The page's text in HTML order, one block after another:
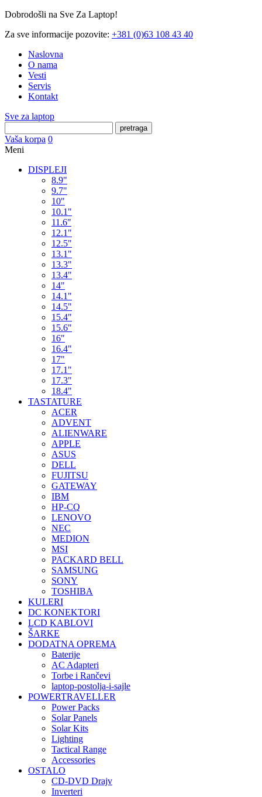
Dobrodošli na Sve Za Laptop!
Za sve informacije pozovite: +381 (0)63 108 43 40
Naslovna
O nama
Vesti
Servis
Kontakt
Sve za laptop
pretraga
Vaša korpa 0
Meni
DISPLEJI
8.9"
9.7"
10"
10.1"
11.6"
12.1"
12.5"
13.1"
13.3"
13.4"
14"
14.1"
14.5"
15.4"
15.6"
16"
16.4"
17"
17.1"
17.3"
18.4"
TASTATURE
ACER
ADVENT
ALIENWARE
APPLE
ASUS
DELL
FUJITSU
GATEWAY
IBM
HP-CQ
LENOVO
NEC
MEDION
MSI
PACKARD BELL
SAMSUNG
SONY
TOSHIBA
KULERI
DC KONEKTORI
LCD KABLOVI
ŠARKE
DODATNA OPREMA
Baterije
AC Adapteri
Torbe i Rančevi
laptop-postolja-i-sajle
POWERTRAVELLER
Power Packs
Solar Panels
Solar Kits
Lighting
Tactical Range
Accessories
OSTALO
CD-DVD Drajv
Inverteri